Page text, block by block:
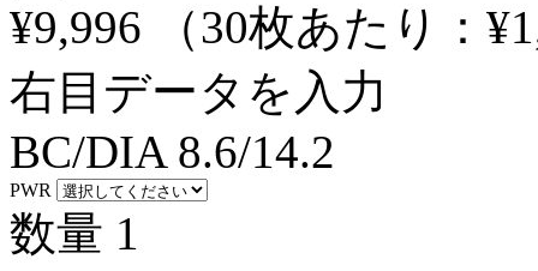
¥9,996
（30枚あたり：
右目データを入力
BC/DIA 8.6/14.2
PWR
数量 1